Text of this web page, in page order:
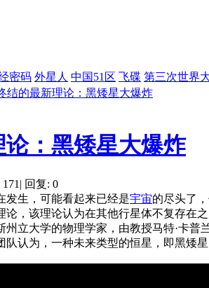
密码 外星人 中国51区 飞碟 第三次世界
结的最新理论：黑矮星大爆炸
：黑矮星大爆炸
| 回复: 0
发生，可能看起来已经是宇宙的尽头了
，该理论认为在其他行星体不复存在
立大学的物理学家，由教授马特·卡
认为，一种未来类型的恒星，即黑矮